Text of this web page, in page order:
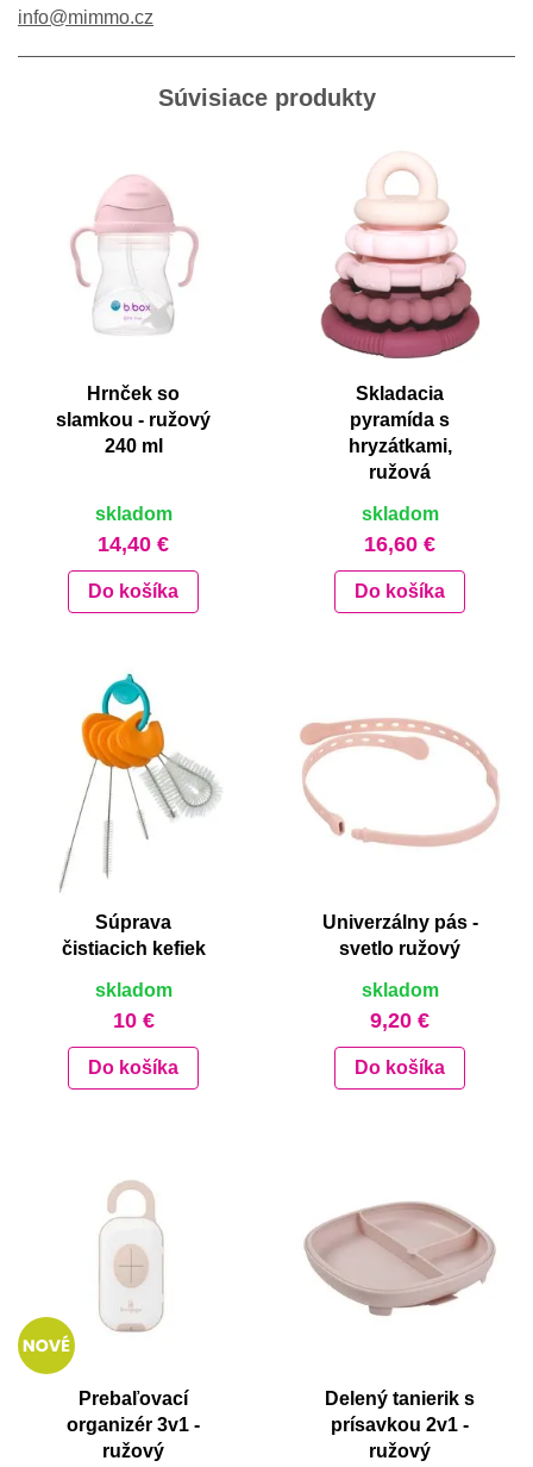
info@mimmo.cz
Súvisiace produkty
Hrnček so
slamkou - ružový
240 ml
skladom
14,40 €
Do košíka
Skladacia
pyramída s
hryzátkami,
ružová
skladom
16,60 €
Do košíka
Súprava
čistiacich kefiek
skladom
10 €
Do košíka
Univerzálny pás -
svetlo ružový
skladom
9,20 €
Do košíka
Prebaľovací
organizér 3v1 -
ružový
Delený tanierik s
prísavkou 2v1 -
ružový